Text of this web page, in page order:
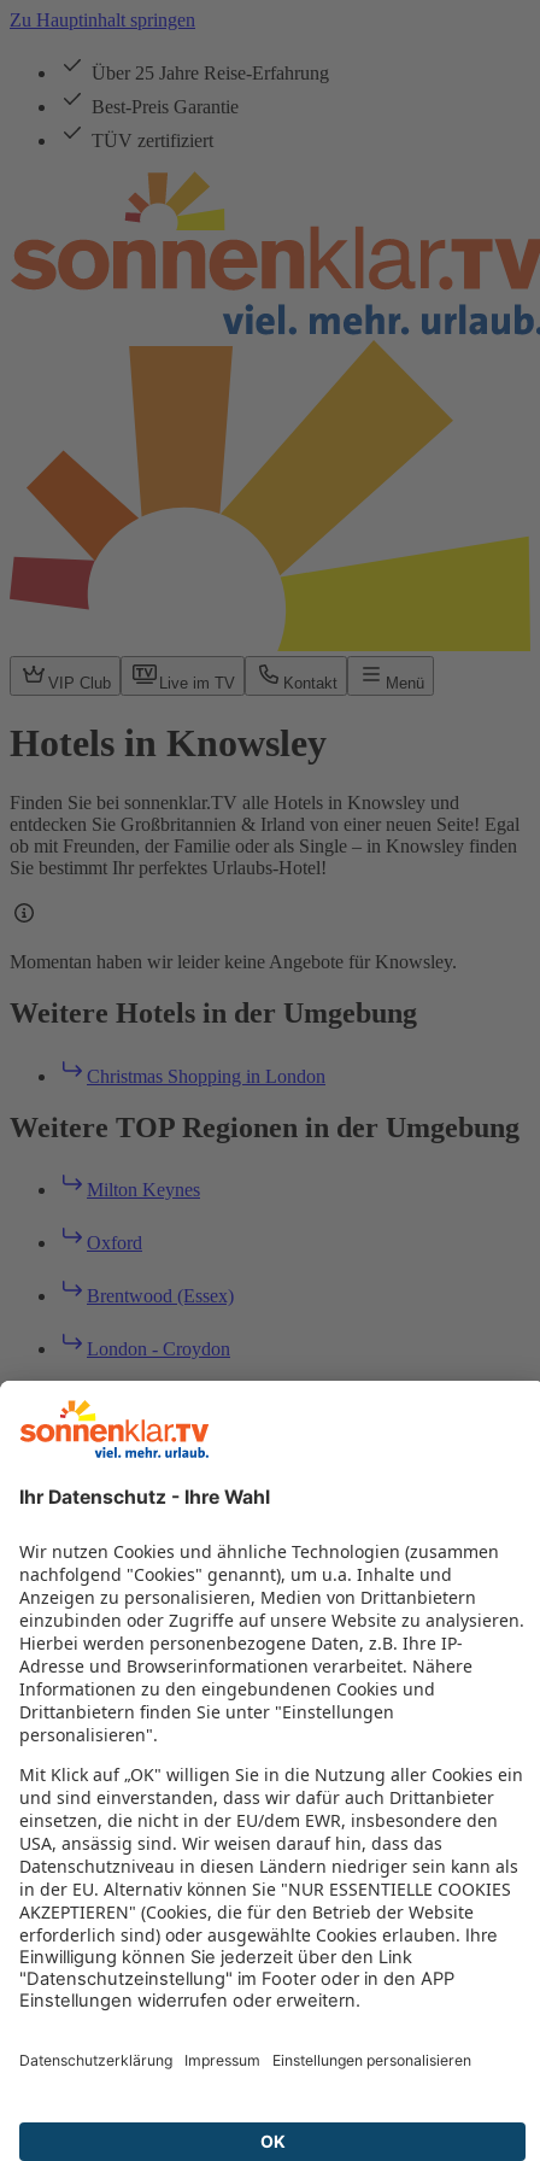
Zu Hauptinhalt springen
Über 25 Jahre Reise-Erfahrung
Best-Preis Garantie
TÜV zertifiziert
VIP Club Live im TV Kontakt Menü
Hotels in Knowsley
Finden Sie bei sonnenklar.TV alle Hotels in Knowsley und
entdecken Sie Großbritannien & Irland von einer neuen Seite! Egal
ob mit Freunden, der Familie oder als Single – in Knowsley finden
Sie bestimmt Ihr perfektes Urlaubs-Hotel!
Momentan haben wir leider keine Angebote für Knowsley.
Weitere Hotels in der Umgebung
Christmas Shopping in London
Weitere TOP Regionen in der Umgebung
Milton Keynes
Oxford
Brentwood (Essex)
London - Croydon
Kingsclere (Newbury)
Fleet (Hampshire)
Windsor
London - Richmond upon Thames
Rochester (Chatham)
Clavering (Saffron Walden)
Bewertung für sonnenklar.TV – EUVIA Travel
GmbH
4.4/5
4.4 von 5 Sternen
aus 61 Bewertungen
(letzte 12 Monate)
Wir haben schon mehrere Reisen gebucht und wurden noch nie
enttäuscht. Fazit der Reiseanbieter Sonnenklar hat uns schon sehr